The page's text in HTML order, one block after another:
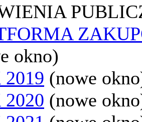
okno)
2019 (nowe
2020 (nowe